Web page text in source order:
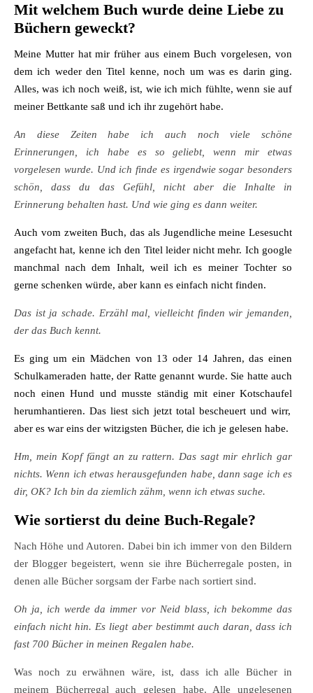
Mit welchem Buch wurde deine Liebe zu
Büchern geweckt?
Meine Mutter hat mir früher aus einem Buch vorgelesen, von
dem ich weder den Titel kenne, noch um was es darin ging.
Alles, was ich noch weiß, ist, wie ich mich fühlte, wenn sie auf
meiner Bettkante saß und ich ihr zugehört habe.
An diese Zeiten habe ich auch noch viele schöne
Erinnerungen, ich habe es so geliebt, wenn mir etwas
vorgelesen wurde. Und ich finde es irgendwie sogar besonders
schön, dass du das Gefühl, nicht aber die Inhalte in
Erinnerung behalten hast. Und wie ging es dann weiter.
Auch vom zweiten Buch, das als Jugendliche meine Lesesucht
angefacht hat, kenne ich den Titel leider nicht mehr. Ich google
manchmal nach dem Inhalt, weil ich es meiner Tochter so
gerne schenken würde, aber kann es einfach nicht finden.
Das ist ja schade. Erzähl mal, vielleicht finden wir jemanden,
der das Buch kennt.
Es ging um ein Mädchen von 13 oder 14 Jahren, das einen
Schulkameraden hatte, der Ratte genannt wurde. Sie hatte auch
noch einen Hund und musste ständig mit einer Kotschaufel
herumhantieren. Das liest sich jetzt total bescheuert und wirr,
aber es war eins der witzigsten Bücher, die ich je gelesen habe.
Hm, mein Kopf fängt an zu rattern. Das sagt mir ehrlich gar
nichts. Wenn ich etwas herausgefunden habe, dann sage ich es
dir, OK? Ich bin da ziemlich zähm, wenn ich etwas suche.
Wie sortierst du deine Buch-Regale?
Nach Höhe und Autoren. Dabei bin ich immer von den Bildern
der Blogger begeistert, wenn sie ihre Bücherregale posten, in
denen alle Bücher sorgsam der Farbe nach sortiert sind.
Oh ja, ich werde da immer vor Neid blass, ich bekomme das
einfach nicht hin. Es liegt aber bestimmt auch daran, dass ich
fast 700 Bücher in meinen Regalen habe.
Was noch zu erwähnen wäre, ist, dass ich alle Bücher in
meinem Bücherregal auch gelesen habe. Alle ungelesenen